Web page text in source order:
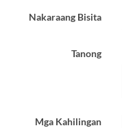
Nakaraang Bisita
Tanong
Mga Kahilingan